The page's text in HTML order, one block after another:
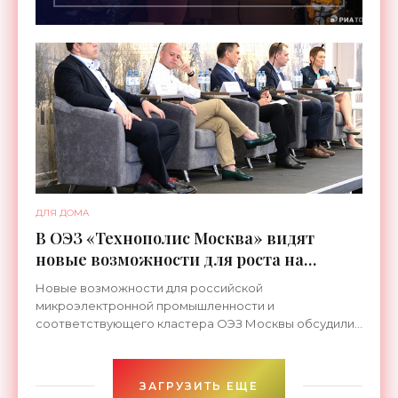
ДЛЯ ДОМА
В ОЭЗ «Технополис Москва» видят
новые возможности для роста на
мировом рынке производства чипов -
«Новости Электроники»
Новые возможности для российской
микроэлектронной промышленности и
соответствующего кластера ОЭЗ Москвы обсудили
выжить в новой реальности»,
ЗАГРУЗИТЬ ЕЩЕ